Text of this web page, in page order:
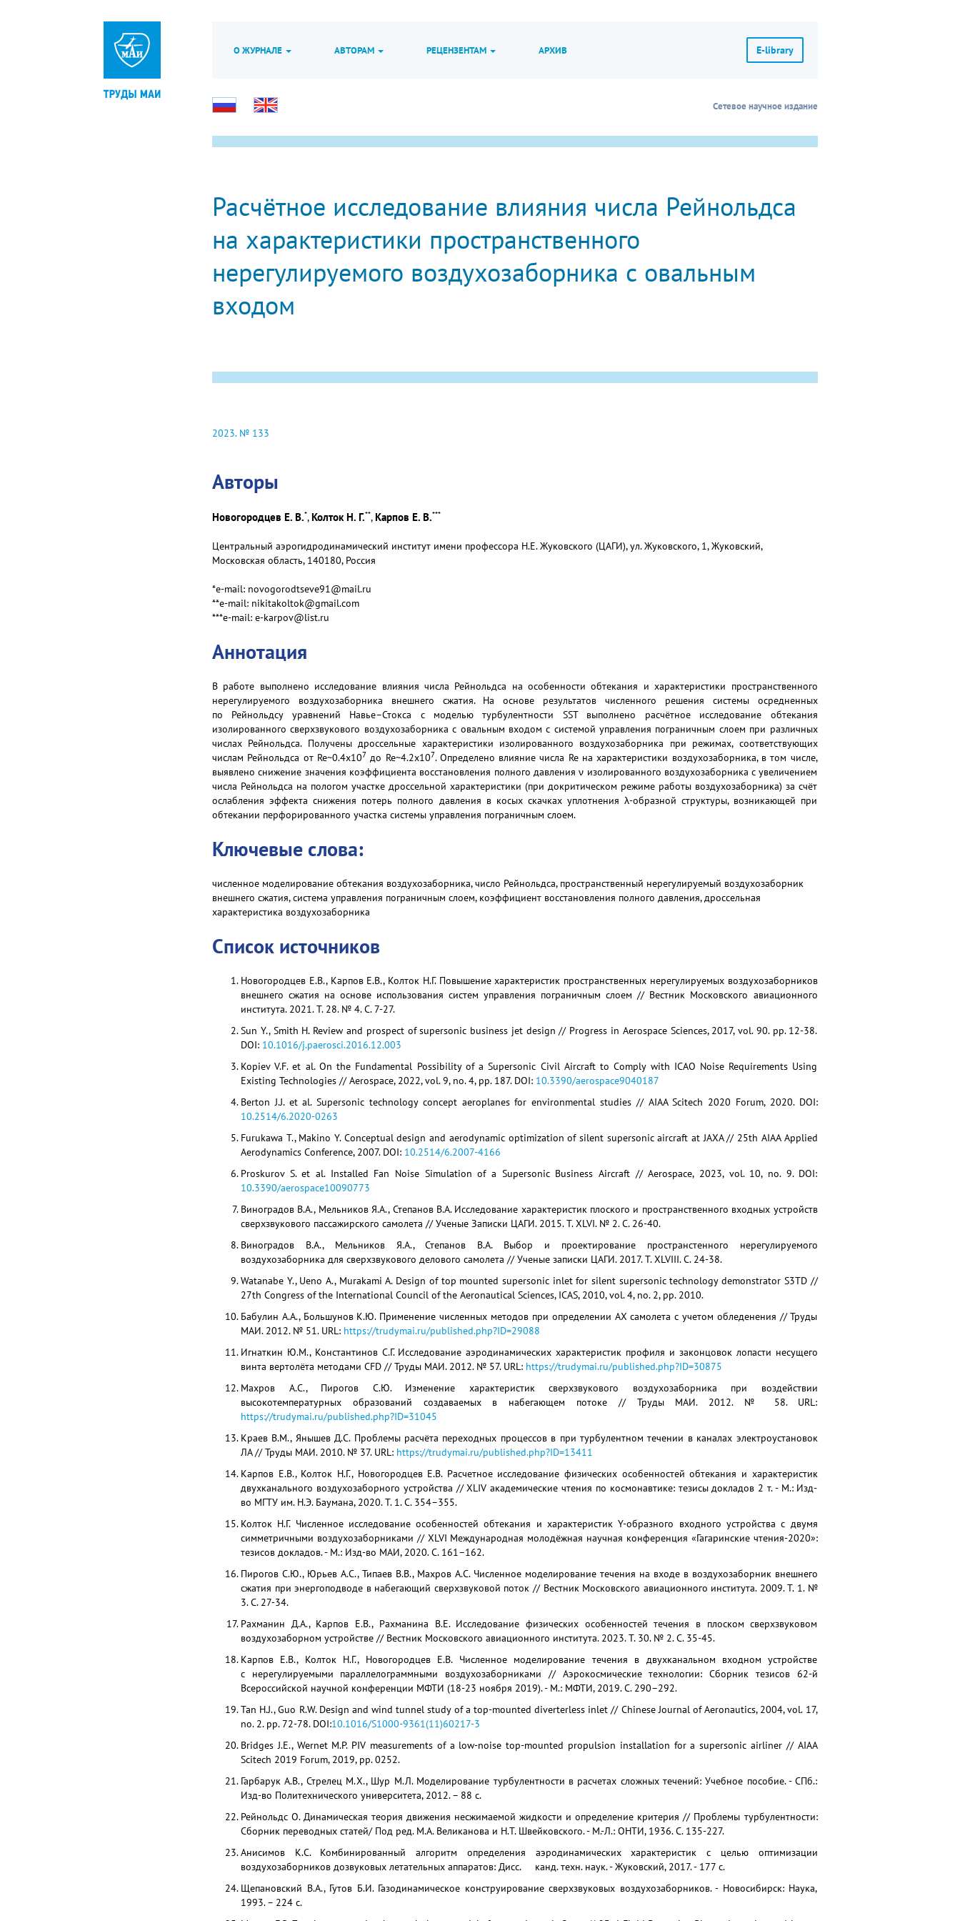
О ЖУРНАЛЕ АВТОРАМ РЕЦЕНЗЕНТАМ АРХИВ E-library
Сетевое научное издание
Расчётное исследование влияния числа Рейнольдса
на характеристики пространственного
нерегулируемого воздухозаборника с овальным
входом
2023. № 133
Авторы
Новогородцев Е. В.*,Колток Н. Г.**,Карпов Е. В.***
Центральный аэрогидродинамический институт имени профессора Н.Е. Жуковского (ЦАГИ), ул. Жуковского, 1, Жуковский,
Московская область, 140180, Россия
*e-mail: novogorodtseve91@mail.ru
**e-mail: nikitakoltok@gmail.com
***e-mail: e-karpov@list.ru
Аннотация
В работе выполнено исследование влияния числа Рейнольдса на особенности обтекания и характеристики пространственного
нерегулируемого воздухозаборника внешнего сжатия. На основе результатов численного решения системы осредненных
по Рейнольдсу уравнений Навье–Стокса с моделью турбулентности SST выполнено расчётное исследование обтекания
изолированного сверхзвукового воздухозаборника с овальным входом с системой управления пограничным слоем при различных
числах Рейнольдса. Получены дроссельные характеристики изолированного воздухозаборника при режимах, соответствующих
числам Рейнольдса от Re~0.4х107 до Re~4.2х107. Определено влияние числа Re на характеристики воздухозаборника, в том числе,
выявлено снижение значения коэффициента восстановления полного давления ν изолированного воздухозаборника с увеличением
числа Рейнольдса на пологом участке дроссельной характеристики (при докритическом режиме работы воздухозаборника) за счёт
ослабления эффекта снижения потерь полного давления в косых скачках уплотнения λ-образной структуры, возникающей при
обтекании перфорированного участка системы управления пограничным слоем.
Ключевые слова:
численное моделирование обтекания воздухозаборника, число Рейнольдса, пространственный нерегулируемый воздухозаборник
внешнего сжатия, система управления пограничным слоем, коэффициент восстановления полного давления, дроссельная
характеристика воздухозаборника
Список источников
Новогородцев Е.В., Карпов Е.В., Колток Н.Г. Повышение характеристик пространственных нерегулируемых воздухозаборников
внешнего сжатия на основе использования систем управления пограничным слоем // Вестник Московского авиационного
института. 2021. Т. 28. № 4. С. 7-27.
Sun Y., Smith H. Review and prospect of supersonic business jet design // Progress in Aerospace Sciences, 2017, vol. 90. pp. 12-38.
DOI: 10.1016/j.paerosci.2016.12.003
Kopiev V.F. et al. On the Fundamental Possibility of a Supersonic Civil Aircraft to Comply with ICAO Noise Requirements Using
Existing Technologies // Aerospace, 2022, vol. 9, no. 4, pp. 187. DOI: 10.3390/aerospace9040187
Berton J.J. et al. Supersonic technology concept aeroplanes for environmental studies // AIAA Scitech 2020 Forum, 2020. DOI:
10.2514/6.2020-0263
Furukawa T., Makino Y. Conceptual design and aerodynamic optimization of silent supersonic aircraft at JAXA // 25th AIAA Applied
Aerodynamics Conference, 2007. DOI: 10.2514/6.2007-4166
Proskurov S. et al. Installed Fan Noise Simulation of a Supersonic Business Aircraft // Aerospace, 2023, vol. 10, no. 9. DOI:
10.3390/aerospace10090773
Виноградов В.А., Мельников Я.А., Степанов В.А. Исследование характеристик плоского и пространственного входных устройств
сверхзвукового пассажирского самолета // Ученые Записки ЦАГИ. 2015. Т. XLVI. № 2. С. 26-40.
Виноградов В.А., Мельников Я.А., Степанов В.А. Выбор и проектирование пространстенного нерегулируемого
воздухозаборника для сверхзвукового делового самолета // Ученые записки ЦАГИ. 2017. Т. XLVIII. С. 24-38.
Watanabe Y., Ueno A., Murakami A. Design of top mounted supersonic inlet for silent supersonic technology demonstrator S3TD //
27th Congress of the International Council of the Aeronautical Sciences, ICAS, 2010, vol. 4, no. 2, pp. 2010.
Бабулин А.А., Большунов К.Ю. Применение численных методов при определении АХ самолета с учетом обледенения // Труды
МАИ. 2012. № 51. URL: https://trudymai.ru/published.php?ID=29088
Игнаткин Ю.М., Константинов С.Г. Исследование аэродинамических характеристик профиля и законцовок лопасти несущего
винта вертолёта методами CFD // Труды МАИ. 2012. № 57. URL: https://trudymai.ru/published.php?ID=30875
Махров А.С., Пирогов С.Ю. Изменение характеристик сверхзвукового воздухозаборника при воздействии
высокотемпературных образований создаваемых в набегающем потоке // Труды МАИ. 2012. № 58. URL:
https://trudymai.ru/published.php?ID=31045
Краев В.М., Янышев Д.С. Проблемы расчёта переходных процессов в при турбулентном течении в каналах электроустановок
ЛА // Труды МАИ. 2010. № 37. URL: https://trudymai.ru/published.php?ID=13411
Карпов Е.В., Колток Н.Г., Новогородцев Е.В. Расчетное исследование физических особенностей обтекания и характеристик
двухканального воздухозаборного устройства // XLIV академические чтения по космонавтике: тезисы докладов 2 т. - М.: Изд-
во МГТУ им. Н.Э. Баумана, 2020. Т. 1. С. 354–355.
Колток Н.Г. Численное исследование особенностей обтекания и характеристик Y-образного входного устройства с двумя
симметричными воздухозаборниками // XLVI Международная молодёжная научная конференция «Гагаринские чтения-2020»:
тезисов докладов. - М.: Изд-во МАИ, 2020. С. 161–162.
Пирогов С.Ю., Юрьев А.С., Типаев В.В., Махров А.С. Численное моделирование течения на входе в воздухозаборник внешнего
сжатия при энергоподводе в набегающий сверхзвуковой поток // Вестник Московского авиационного института. 2009. Т. 1. №
3. С. 27-34.
Рахманин Д.А., Карпов Е.В., Рахманина В.Е. Исследование физических особенностей течения в плоском сверхзвуковом
воздухозаборном устройстве // Вестник Московского авиационного института. 2023. Т. 30. № 2. С. 35-45.
Карпов Е.В., Колток Н.Г., Новогородцев Е.В. Численное моделирование течения в двухканальном входном устройстве
с нерегулируемыми параллелограммными воздухозаборниками // Аэрокосмические технологии: Сборник тезисов 62-й
Всероссийской научной конференции МФТИ (18-23 ноября 2019). - М.: МФТИ, 2019. С. 290–292.
Tan H.J., Guo R.W. Design and wind tunnel study of a top-mounted diverterless inlet // Chinese Journal of Aeronautics, 2004, vol. 17,
no. 2. pp. 72-78. DOI:10.1016/S1000-9361(11)60217-3
Bridges J.E., Wernet M.P. PIV measurements of a low-noise top-mounted propulsion installation for a supersonic airliner // AIAA
Scitech 2019 Forum, 2019, pp. 0252.
Гарбарук А.В., Стрелец М.Х., Шур М.Л. Моделирование турбулентности в расчетах сложных течений: Учебное пособие. - СПб.:
Изд-во Политехнического университета, 2012. – 88 с.
Рейнольдс О. Динамическая теория движения несжимаемой жидкости и определение критерия // Проблемы турбулентности:
Сборник переводных статей/ Под ред. М.А. Великанова и Н.Т. Швейковского. - М.-Л.: ОНТИ, 1936. С. 135-227.
Анисимов К.С. Комбинированный алгоритм определения аэродинамических характеристик с целью оптимизации
воздухозаборников дозвуковых летательных аппаратов: Дисс. канд. техн. наук. - Жуковский, 2017. - 177 с.
Щепановский В.А., Гутов Б.И. Газодинамическое конструирование сверхзвуковых воздухозаборников. - Новосибирск: Наука,
1993. – 224 с.